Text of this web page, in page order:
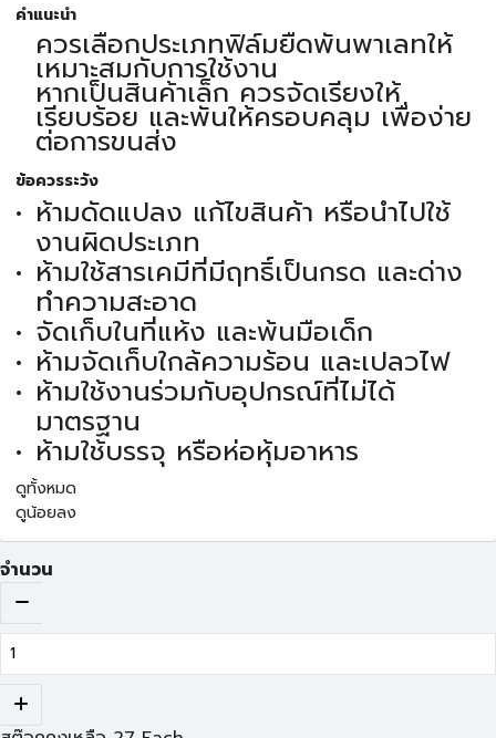
คำแนะนำ
ควรเลือกประเภทฟิล์มยืดพันพาเลทให้
เหมาะสมกับการใช้งาน
หากเป็นสินค้าเล็ก ควรจัดเรียงให้
เรียบร้อย และพันให้ครอบคลุม เพื่อง่าย
ต่อการขนส่ง
ข้อควรระวัง
ห้ามดัดแปลง แก้ไขสินค้า หรือนำไปใช้
งานผิดประเภท
ห้ามใช้สารเคมีที่มีฤทธิ์เป็นกรด และด่าง
ทำความสะอาด
จัดเก็บในที่แห้ง และพ้นมือเด็ก
ห้ามจัดเก็บใกล้ความร้อน และเปลวไฟ
ห้ามใช้งานร่วมกับอุปกรณ์ที่ไม่ได้
มาตรฐาน
ห้ามใช้บรรจุ หรือห่อหุ้มอาหาร
ดูทั้งหมด
ดูน้อยลง
จำนวน